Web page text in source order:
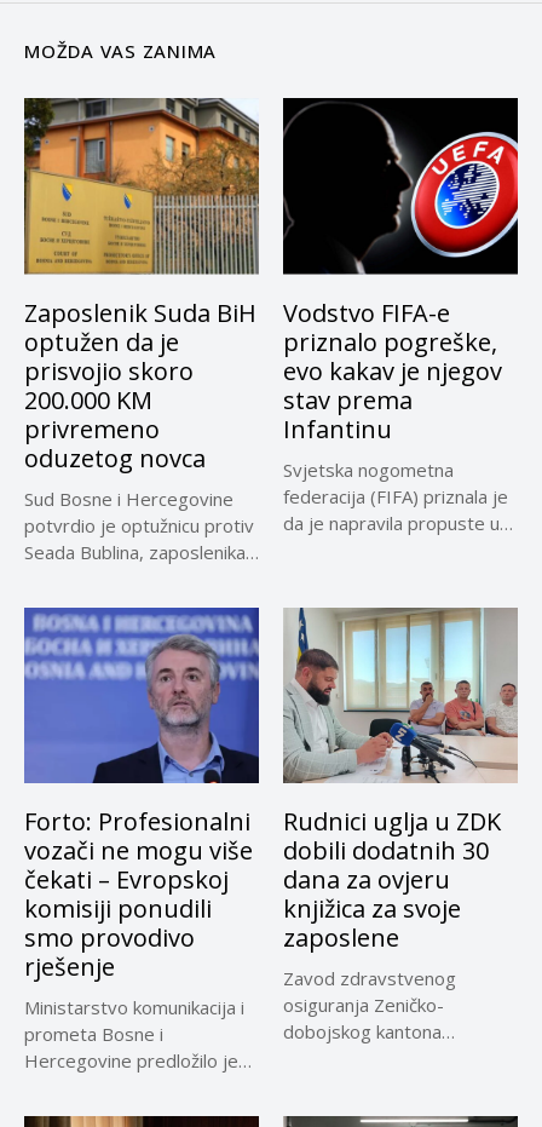
MOŽDA VAS ZANIMA
Zaposlenik Suda BiH
optužen da je
prisvojio skoro
200.000 KM
privremeno
oduzetog novca
Sud Bosne i Hercegovine
potvrdio je optužnicu protiv
Seada Bublina, zaposlenika
Vodstvo FIFA-e
priznalo pogreške,
evo kakav je njegov
stav prema
Infantinu
Svjetska nogometna
federacija (FIFA) priznala je
da je napravila propuste u
Forto: Profesionalni
vozači ne mogu više
čekati – Evropskoj
komisiji ponudili
smo provodivo
rješenje
Ministarstvo komunikacija i
prometa Bosne i
Hercegovine predložilo je
privremeno...
Rudnici uglja u ZDK
dobili dodatnih 30
dana za ovjeru
knjižica za svoje
zaposlene
Zavod zdravstvenog
osiguranja Zeničko-
dobojskog kantona